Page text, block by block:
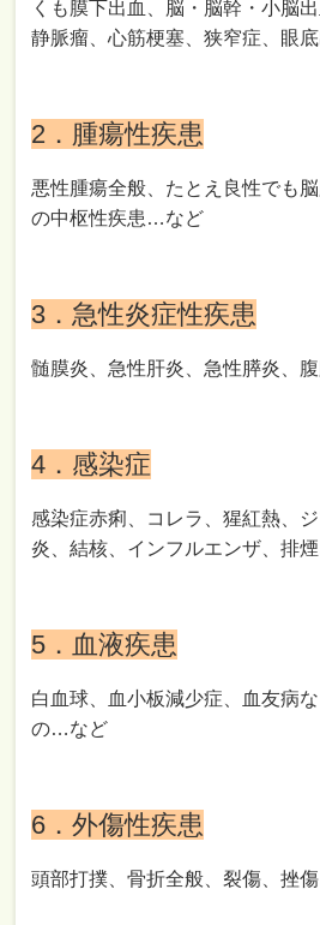
くも膜下出血、脳・脳幹・小脳
静脈瘤、心筋梗塞、狭窄症、眼
2．腫瘍性疾患
悪性腫瘍全般、たとえ良性でも
の中枢性疾患…など
3．急性炎症性疾患
髄膜炎、急性肝炎、急性膵炎、
4．感染症
感染症赤痢、コレラ、猩紅熱、
炎、結核、インフルエンザ、排
5．血液疾患
白血球、血小板減少症、血友病
の…など
6．外傷性疾患
頭部打撲、骨折全般、裂傷、挫